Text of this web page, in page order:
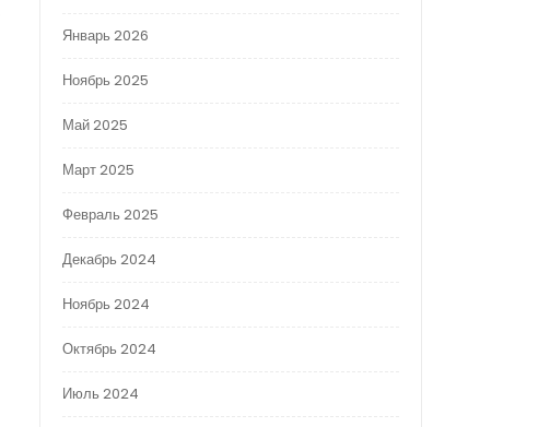
Январь 2026
Ноябрь 2025
Май 2025
Март 2025
Февраль 2025
Декабрь 2024
Ноябрь 2024
Октябрь 2024
Июль 2024